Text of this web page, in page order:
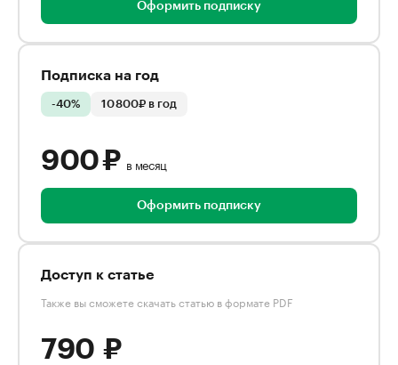
Оформить подписку
Подписка на год
-40% 10 800₽ в год
900 ₽ в месяц
Оформить подписку
Доступ к статье
Также вы сможете скачать статью в формате PDF
790 ₽